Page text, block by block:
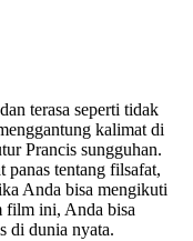
terasa seperti tidak
kalimat di
Prancis sungguhan.
panas tentang filsafat,
Anda bisa mengikuti
film ini, Anda bisa
di dunia nyata.